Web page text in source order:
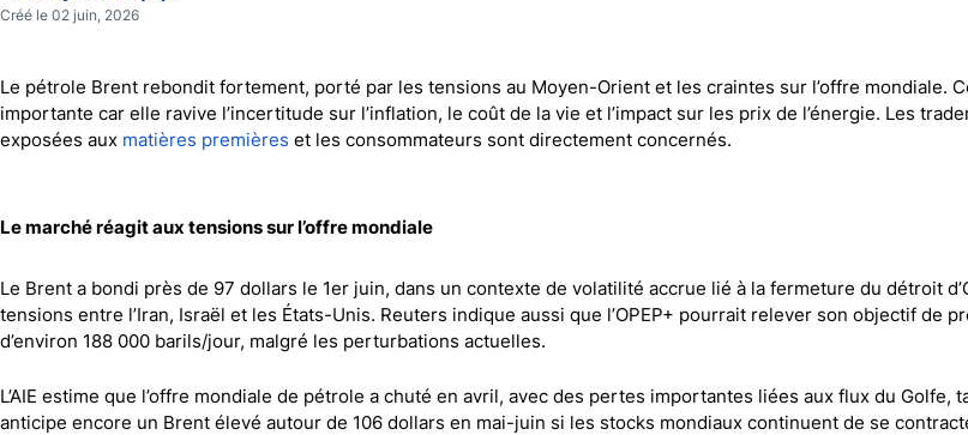
Burkina Faso
Belgique
Tunisie
Suisse
Trading
Courtiers
Apps de
Échange
Eightcap
IFC Markets
Matières premières
CAC 40
NASDAQ 100
S&P 500
Analyses techniques
Notre Méthodologie
Créé le 02 juin, 2026
Le pétrole Brent rebondit fortement, porté par les tensions au Moyen-Orient et les craintes sur l’offre mondiale.
importante car elle ravive l’incertitude sur l’inflation, le coût de la vie et l’impact sur les prix de l’énergie. Les
exposées aux matières premières et les consommateurs sont directement concernés.
Le marché réagit aux tensions sur l’offre mondiale
Le Brent a bondi près de 97 dollars le 1er juin, dans un contexte de volatilité accrue lié à la fermeture du détroit
tensions entre l’Iran, Israël et les États-Unis. Reuters indique aussi que l’OPEP+ pourrait relever son objectif de
d’environ 188 000 barils/jour, malgré les perturbations actuelles.
L’AIE estime que l’offre mondiale de pétrole a chuté en avril, avec des pertes importantes liées aux flux du Golfe,
anticipe encore un Brent élevé autour de 106 dollars en mai-juin si les stocks mondiaux continuent de se